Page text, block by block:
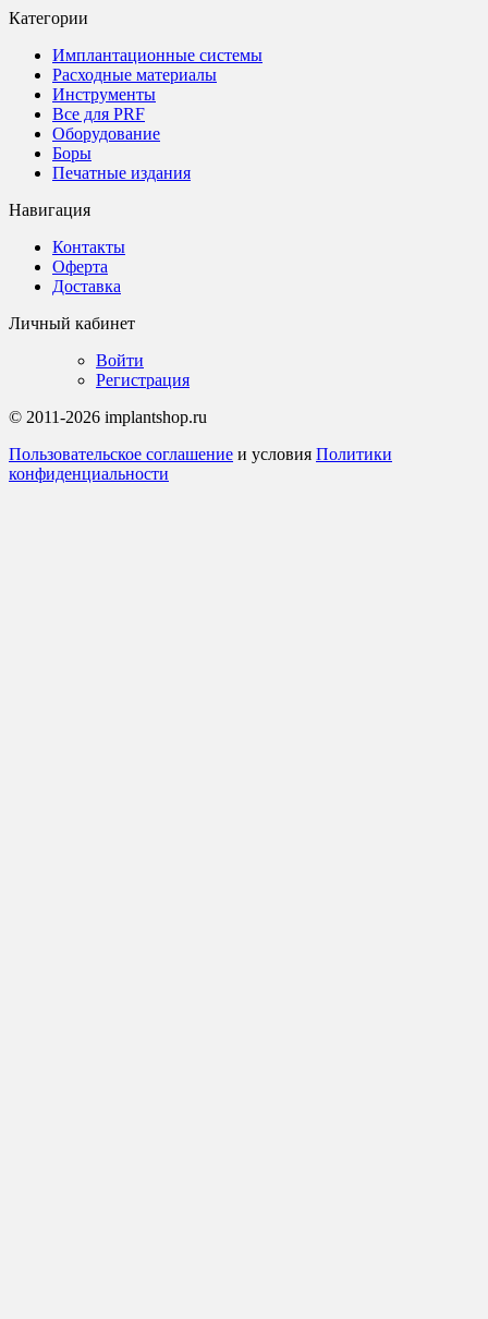
Категории
Имплантационные системы
Расходные материалы
Инструменты
Все для PRF
Оборудование
Боры
Печатные издания
Навигация
Контакты
Оферта
Доставка
Личный кабинет
Войти
Регистрация
© 2011-2026 implantshop.ru
Пользовательское соглашение и условия Политики
конфиденциальности